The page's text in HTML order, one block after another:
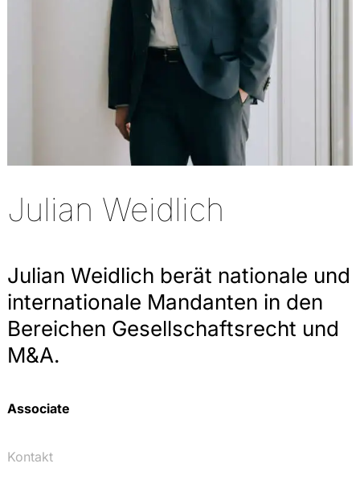
Julian Weidlich
Julian Weidlich berät nationale und
internationale Mandanten in den
Bereichen Gesellschaftsrecht und
M&A.
Associate
Kontakt